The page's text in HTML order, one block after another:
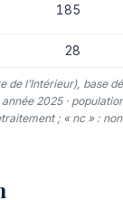
185
28
de l’Intérieur), base
2025 ·
; « nc » :